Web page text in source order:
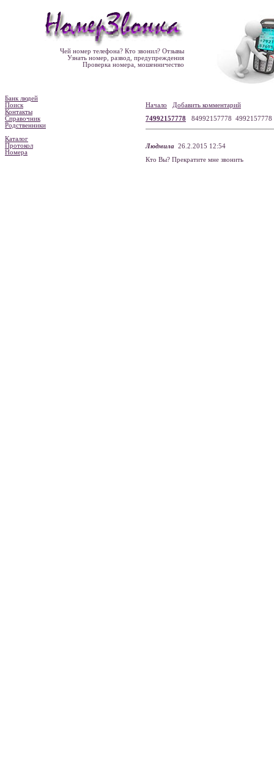
Чей номер телефона? Кто звонил? Отзывы
Узнать номер, развод, предупреждения
Проверка номера, мошенничество
Банк людей
Поиск
Контакты
Справочник
Родственники
Каталог
Протокол
Номера
Начало
Добавить комментарий
74992157778 84992157778
Людмила 26.2.2015 12:54
Кто Вы? Прекратите мне звонить